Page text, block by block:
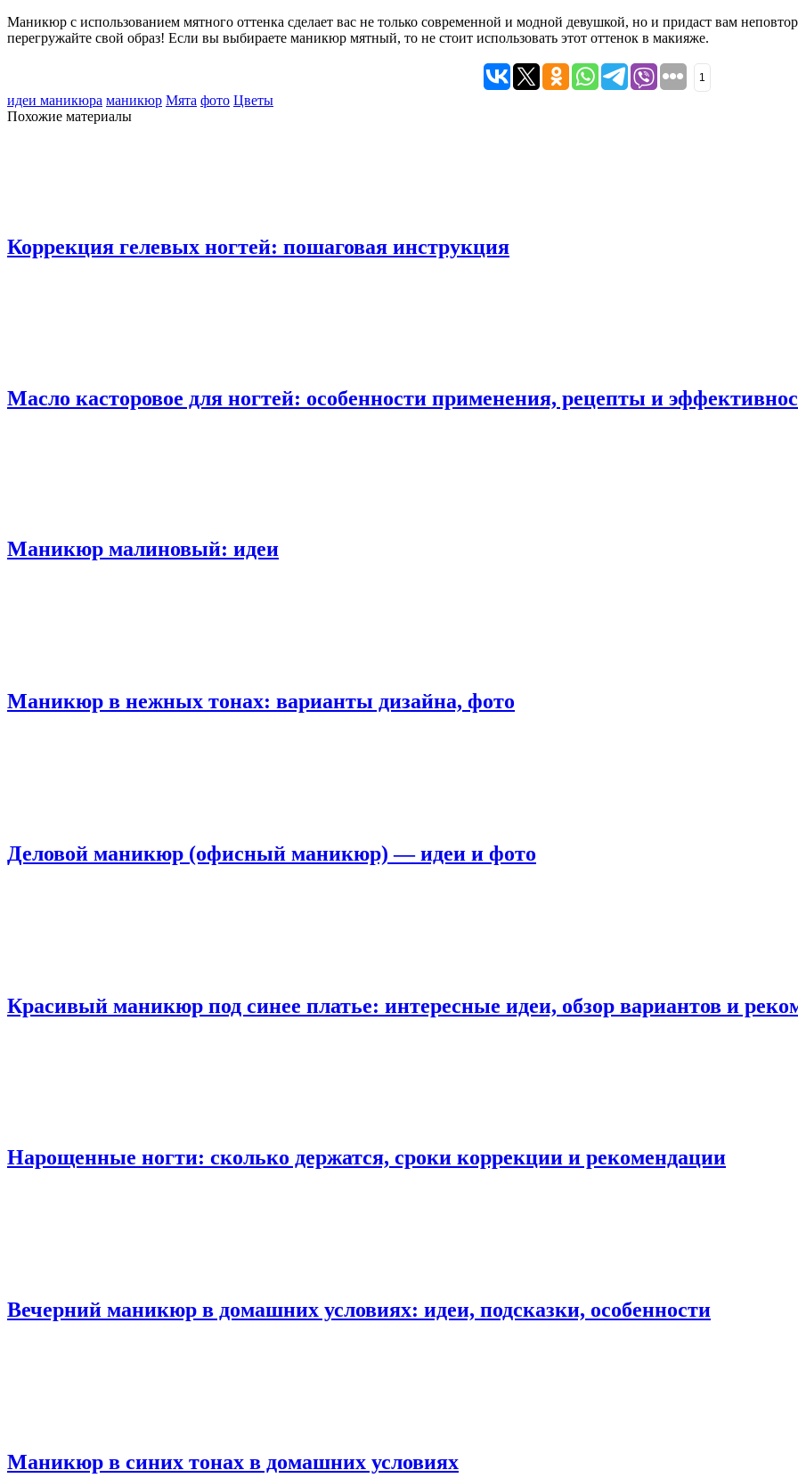
Маникюр с использованием мятного оттенка сделает вас не только современной и модной девушкой, но и придаст вам
перегружайте свой образ! Если вы выбираете маникюр мятный, то не стоит использовать этот оттенок в макияже.
1
идеи маникюра маникюр Мята фото Цветы
Похожие материалы
Коррекция гелевых ногтей: пошаговая инструкция
Масло касторовое для ногтей: особенности применения, рецепты и
Маникюр малиновый: идеи
Маникюр в нежных тонах: варианты дизайна, фото
Деловой маникюр (офисный маникюр) — идеи и фото
Красивый маникюр под синее платье: интересные идеи, обзор вариантов и
Нарощенные ногти: сколько держатся, сроки коррекции и рекомендации
Вечерний маникюр в домашних условиях: идеи, подсказки, особенности
Маникюр в синих тонах в домашних условиях